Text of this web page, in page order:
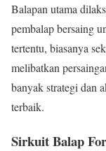
Balapan utama
pembalap bersaing
tertentu, biasanya
melibatkan
banyak strategi dan
terbaik.
Sirkuit Balap